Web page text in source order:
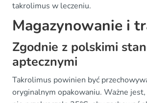
takrolimus w leczeniu.
Magazynowanie i
Zgodnie z polskimi
aptecznymi
Takrolimus powinien być
oryginalnym opakowaniu. Ważne